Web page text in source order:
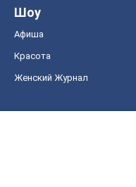
Шоу
Афиша
Красота
Женский Журнал